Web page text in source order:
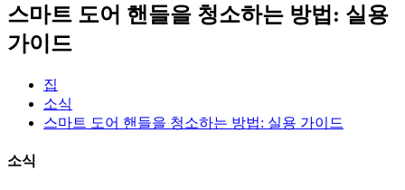
스마트 도어 핸들을 청소하는 방법: 실용
가이드
집
소식
스마트 도어 핸들을 청소하는 방법: 실용 가이드
소식